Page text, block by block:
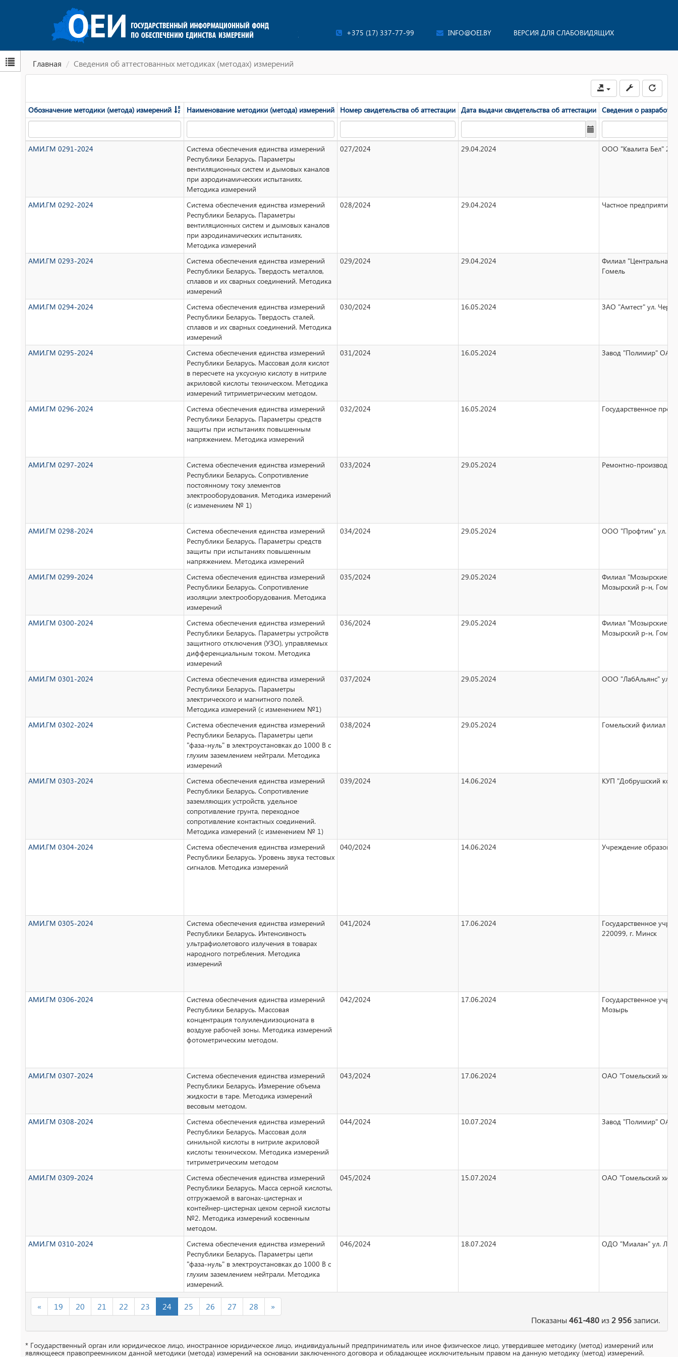
+375 (17) 337-77-99 INFO@OEI.BY ВЕРСИЯ ДЛЯ СЛАБОВИДЯЩИХ
Главная Сведения об аттестованных методиках (методах) измерений
Обозначение методики (метода) измерений Наименование методики (метода) измерений Номер свидетельства об аттестации Дата выдачи свидетельства об аттестации Сведения о
АМИ.ГМ 0291-2024
Система обеспечения единства измерений
Республики Беларусь. Параметры
вентиляционных систем и дымовых каналов
при аэродинамических испытаниях.
Методика измерений
027/2024 29.04.2024 ООО "Квалита Бел"
АМИ.ГМ 0292-2024
Система обеспечения единства измерений
Республики Беларусь. Параметры
вентиляционных систем и дымовых каналов
при аэродинамических испытаниях.
Методика измерений
028/2024 29.04.2024 Частное предприятие
АМИ.ГМ 0293-2024
Система обеспечения единства измерений
Республики Беларусь. Твердость металлов,
сплавов и их сварных соединений. Методика
измерений
029/2024 29.04.2024
Филиал "Центральная
Гомель
АМИ.ГМ 0294-2024
Система обеспечения единства измерений
Республики Беларусь. Твердость сталей,
сплавов и их сварных соединений. Методика
измерений
030/2024 16.05.2024 ЗАО "Амтест" ул.
АМИ.ГМ 0295-2024
Система обеспечения единства измерений
Республики Беларусь. Массовая доля кислот
в пересчете на уксусную кислоту в нитриле
акриловой кислоты техническом. Методика
измерений титриметрическим методом.
031/2024 16.05.2024 Завод "Полимир" ОАО
АМИ.ГМ 0296-2024
Система обеспечения единства измерений
Республики Беларусь. Параметры средств
защиты при испытаниях повышенным
напряжением. Методика измерений
032/2024 16.05.2024 Государственное
АМИ.ГМ 0297-2024
Система обеспечения единства измерений
Республики Беларусь. Сопротивление
постоянному току элементов
электрооборудования. Методика измерений
(с изменением № 1)
033/2024 29.05.2024 Ремонтно-
АМИ.ГМ 0298-2024
Система обеспечения единства измерений
Республики Беларусь. Параметры средств
защиты при испытаниях повышенным
напряжением. Методика измерений
034/2024 29.05.2024 ООО "Профтим" ул.
АМИ.ГМ 0299-2024
Система обеспечения единства измерений
Республики Беларусь. Сопротивление
изоляции электрооборудования. Методика
измерений
035/2024 29.05.2024
Филиал "Мозырские
Мозырский р-н,
АМИ.ГМ 0300-2024
Система обеспечения единства измерений
Республики Беларусь. Параметры устройств
защитного отключения (УЗО), управляемых
дифференциальным током. Методика
измерений
036/2024 29.05.2024
Филиал "Мозырские
Мозырский р-н,
АМИ.ГМ 0301-2024
Система обеспечения единства измерений
Республики Беларусь. Параметры
электрического и магнитного полей.
Методика измерений (с изменением №1)
037/2024 29.05.2024 ООО "ЛабАльянс" ул.
АМИ.ГМ 0302-2024
Система обеспечения единства измерений
Республики Беларусь. Параметры цепи
"фаза-нуль" в электроустановках до 1000 В с
глухим заземлением нейтрали. Методика
измерений
038/2024 29.05.2024 Гомельский филиал
АМИ.ГМ 0303-2024
Система обеспечения единства измерений
Республики Беларусь. Сопротивление
заземляющих устройств, удельное
сопротивление грунта, переходное
сопротивление контактных соединений.
Методика измерений (с изменением № 1)
039/2024 14.06.2024 КУП "Добрушский
АМИ.ГМ 0304-2024
Система обеспечения единства измерений
Республики Беларусь. Уровень звука тестовых
сигналов. Методика измерений
040/2024 14.06.2024 Учреждение
АМИ.ГМ 0305-2024
Система обеспечения единства измерений
Республики Беларусь. Интенсивность
ультрафиолетового излучения в товарах
народного потребления. Методика
измерений
041/2024 17.06.2024
Государственное
220099, г. Минск
АМИ.ГМ 0306-2024
Система обеспечения единства измерений
Республики Беларусь. Массовая
концентрация толуилендиизоционата в
воздухе рабочей зоны. Методика измерений
фотометрическим методом.
042/2024 17.06.2024
Государственное
Мозырь
АМИ.ГМ 0307-2024
Система обеспечения единства измерений
Республики Беларусь. Измерение объема
жидкости в таре. Методика измерений
весовым методом.
043/2024 17.06.2024 ОАО "Гомельский
АМИ.ГМ 0308-2024
Система обеспечения единства измерений
Республики Беларусь. Массовая доля
синильной кислоты в нитриле акриловой
кислоты техническом. Методика измерений
титриметрическим методом
044/2024 10.07.2024 Завод "Полимир" ОАО
АМИ.ГМ 0309-2024
Система обеспечения единства измерений
Республики Беларусь. Масса серной кислоты,
отгружаемой в вагонах-цистернах и
контейнер-цистернах цехом серной кислоты
№2. Методика измерений косвенным
методом.
045/2024 15.07.2024 ОАО "Гомельский
АМИ.ГМ 0310-2024
Система обеспечения единства измерений
Республики Беларусь. Параметры цепи
"фаза-нуль" в электроустановках до 1000 В с
глухим заземлением нейтрали. Методика
измерений.
046/2024 18.07.2024 ОДО "Миалан" ул.
« 19 20 21 22 23 24 25 26 27 28
»
Показаны 461-480 из2 956записи.
* Государственный орган или юридическое лицо, иностранное юридическое лицо, индивидуальный предприниматель или иное физическое лицо, утвердившее методику (метод) измерений или
являющееся правопреемником данной методики (метода) измерений на основании заключенного договора и обладающее исключительным правом на данную методику (метод) измерений.